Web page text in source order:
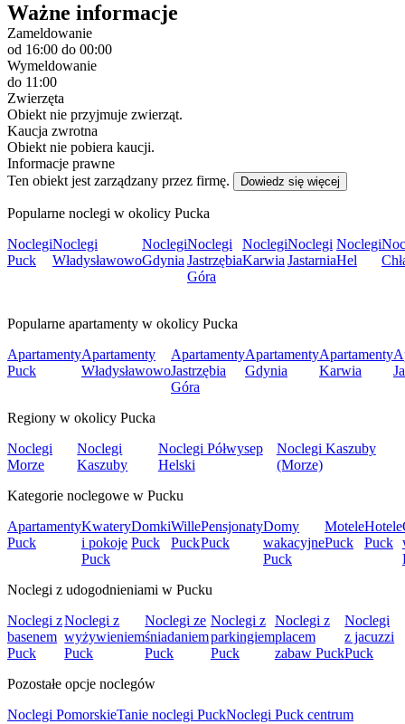
Ważne informacje
Zameldowanie
od 16:00 do 00:00
Wymeldowanie
do 11:00
Zwierzęta
Obiekt nie przyjmuje zwierząt.
Kaucja zwrotna
Obiekt nie pobiera kaucji.
Informacje prawne
Ten obiekt jest zarządzany przez firmę.
Dowiedz się więcej
Popularne noclegi w okolicy Pucka
Noclegi
Puck
Noclegi
Władysławowo
Noclegi
Gdynia
Noclegi
Jastrzębia
Góra
Noclegi
Karwia
Noclegi
Jastarnia
Noclegi
Hel
Popularne apartamenty w okolicy Pucka
Apartamenty
Puck
Apartamenty
Władysławowo
Apartamenty
Jastrzębia
Góra
Apartamenty
Gdynia
Apartamenty
Karwia
Regiony w okolicy Pucka
Noclegi
Morze
Noclegi
Kaszuby
Noclegi Półwysep
Helski
Noclegi Kaszuby
(Morze)
Kategorie noclegowe w Pucku
Apartamenty
Puck
Kwatery
i pokoje
Puck
Domki
Puck
Wille
Puck
Pensjonaty
Puck
Domy
wakacyjne
Puck
Motele
Puck
Hotele
Puck
Noclegi z udogodnieniami w Pucku
Noclegi z
basenem
Puck
Noclegi z
wyżywieniem
Puck
Noclegi ze
śniadaniem
Puck
Noclegi z
parkingiem
Puck
Noclegi z
placem
zabaw Puck
Noclegi
z jacuzzi
Puck
Pozostałe opcje noclegów
Noclegi PomorskieTanie noclegi PuckNoclegi Puck centrum